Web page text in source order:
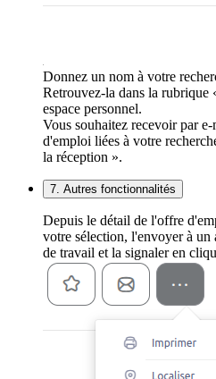
Donnez un nom à votre
Retrouvez-la dans la rubrique
espace personnel.
Vous souhaitez recevoir par
d'emploi liées à votre
la réception ».
7. Autres fonctionnalités
Depuis le détail de l'offre
votre sélection, l'envoyer à
de travail et la signaler en